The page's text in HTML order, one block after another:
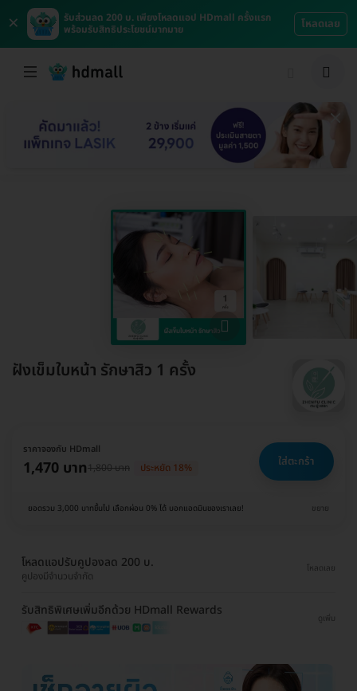
×
รับส่วนลด 200 บ. เพียงโหลดแอป HDmall ครั้งแรก
พร้อมรับสิทธิประโยชน์มากมาย
โหลดเลย
ฝังเข็มใบหน้า รักษาสิว 1 ครั้ง
ราคาจองกับ HDmall
1,470 บาท1,800 บาท ประหยัด 18% ใส่ตะกร้า
ยอดรวม 3,000 บาทขึ้นไป เลือกผ่อน 0% ได้ บอกแอดมินของเราเลย! ขยาย
โหลดแอปรับคูปองลด 200 บ.
คูปองมีจำนวนจำกัด
โหลดเลย
รับสิทธิพิเศษเพิ่มอีกด้วย HDmall Rewards
ดูเพิ่ม